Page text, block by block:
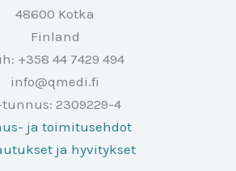
48600 Kotka
Finland
+358 44 7429 494
info@qmedi.fi
tunnus: 2309229-4
ja toimitusehdot
ja hyvitykset